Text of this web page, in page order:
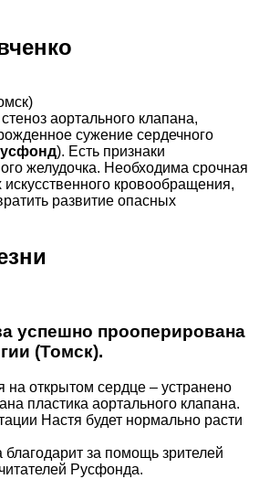
аортального клапана,
сужение сердечного
). Есть признаки
желудочка. Необходима срочная
кровообращения,
развитие опасных
успешно прооперирована
(Томск).
открытом сердце – устранено
пластика аортального клапана.
Настя будет нормально расти
за помощь зрителей
Русфонда.